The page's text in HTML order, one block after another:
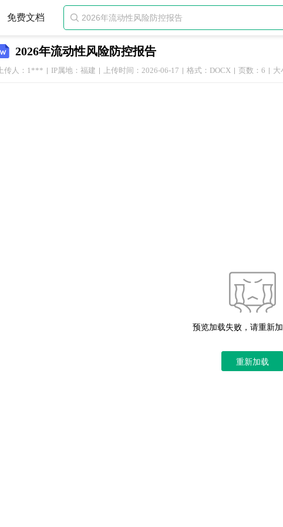
免费文档 
2026年流动性风险防控报告
上传人：1*** IP属地：福建 上传时间：2026-06-17 格式：DOCX 页数：6 大
预览加载失败，请重新
重新加载